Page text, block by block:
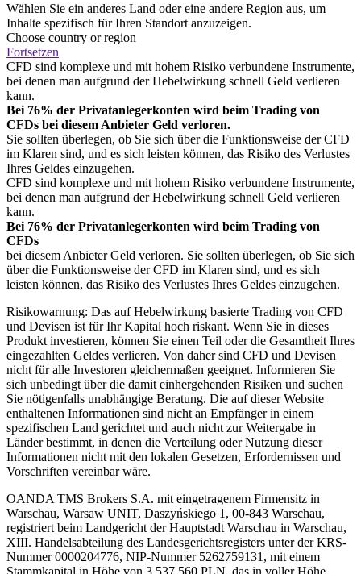
Wählen Sie ein anderes Land oder eine andere Region aus, um
Inhalte spezifisch für Ihren Standort anzuzeigen.
Choose country or region
Fortsetzen
CFD sind komplexe und mit hohem Risiko verbundene Instrumente,
bei denen man aufgrund der Hebelwirkung schnell Geld verlieren
kann.
Bei 76% der Privatanlegerkonten wird beim Trading von
CFDs bei diesem Anbieter Geld verloren.
Sie sollten überlegen, ob Sie sich über die Funktionsweise der CFD
im Klaren sind, und es sich leisten können, das Risiko des Verlustes
Ihres Geldes einzugehen.
CFD sind komplexe und mit hohem Risiko verbundene Instrumente,
bei denen man aufgrund der Hebelwirkung schnell Geld verlieren
kann.
Bei 76% der Privatanlegerkonten wird beim Trading von
CFDs
bei diesem Anbieter Geld verloren. Sie sollten überlegen, ob Sie sich
über die Funktionsweise der CFD im Klaren sind, und es sich
leisten können, das Risiko des Verlustes Ihres Geldes einzugehen.
Risikowarnung: Das auf Hebelwirkung basierte Trading von CFD
und Devisen ist für Ihr Kapital hoch riskant. Wenn Sie in dieses
Produkt investieren, können Sie einen Teil oder die Gesamtheit Ihres
eingezahlten Geldes verlieren. Von daher sind CFD und Devisen
nicht für alle Investoren gleichermaßen geeignet. Informieren Sie
sich unbedingt über die damit einhergehenden Risiken und suchen
Sie nötigenfalls unabhängige Beratung. Die auf dieser Website
enthaltenen Informationen sind nicht an Empfänger in einem
spezifischen Land gerichtet und auch nicht zur Weitergabe in
Länder bestimmt, in denen die Verteilung oder Nutzung dieser
Informationen nicht mit den lokalen Gesetzen, Erfordernissen und
Vorschriften vereinbar wäre.
OANDA TMS Brokers S.A. mit eingetragenem Firmensitz in
Warschau, Warsaw UNIT, Daszyńskiego 1, 00-843 Warschau,
registriert beim Landgericht der Hauptstadt Warschau in Warschau,
XIII. Handelsabteilung des Landesgerichtsregisters unter der KRS-
Nummer 0000204776, NIP-Nummer 5262759131, mit einem
Stammkapital in Höhe von 3.537,560 PLN, das in voller Höhe